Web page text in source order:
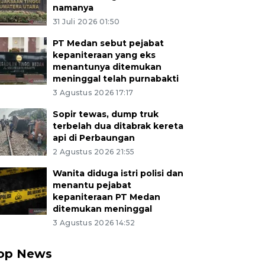
namanya
31 Juli 2026 01:50
PT Medan sebut pejabat
kepaniteraan yang eks
menantunya ditemukan
meninggal telah purnabakti
3 Agustus 2026 17:17
Sopir tewas, dump truk
terbelah dua ditabrak kereta
api di Perbaungan
2 Agustus 2026 21:55
Wanita diduga istri polisi dan
menantu pejabat
kepaniteraan PT Medan
ditemukan meninggal
3 Agustus 2026 14:52
News